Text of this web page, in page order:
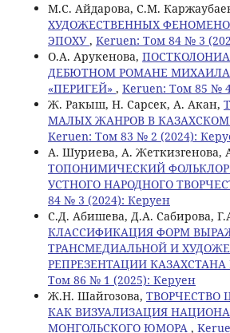
М.С. Айдарова, С.М.
ХУДОЖЕСТВЕННЫХ
ЭПОХУ, Keruen: Том 84 № 3
О.А. Арукенова,
ДЕБЮТНОМ РОМАНЕ
«ПЕРИГЕЙ» , Keruen: Том 85 №
Ж. Ракыш, Н. Сарсек, А. Акан,
МАЛЫХ ЖАНРОВ В КАЗАХСКОМ
Keruen: Том 83 № 2 (2024):
А. Шуриева, А. Жеткизгенова,
ТОПОНИМИЧЕСКИЙ
УСТНОГО НАРОДНОГО
84 № 3 (2024): Керуен
С.Д. Абишева, Д.А. Сабирова,
КЛАССИФИКАЦИЯ ФОРМ
ТРАНСМЕДИАЛЬНОЙ И
РЕПРЕЗЕНТАЦИИ КАЗАХСТАНА
Том 86 № 1 (2025): Керуен
Ж.Н. Шайгозова, ТВОРЧЕСТВО
КАК ВИЗУАЛИЗАЦИЯ
МОНГОЛЬСКОГО ЮМОРА ,